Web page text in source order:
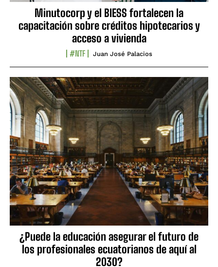
Minutocorp y el BIESS fortalecen la
capacitación sobre créditos hipotecarios y
acceso a vivienda
#NTF Juan José Palacios
¿Puede la educación asegurar el futuro de
los profesionales ecuatorianos de aquí al
2030?